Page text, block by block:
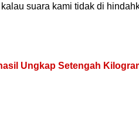
suara kami tidak di
Ungkap Setengah